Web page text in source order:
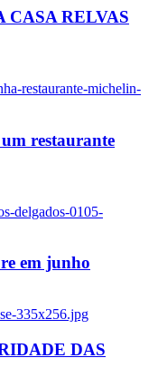
CASA RELVAS
restaurante-michelin-
restaurante
delgados-0105-
em junho
335x256.jpg
DAS